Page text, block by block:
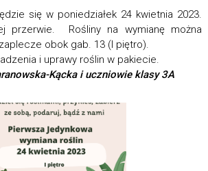
się w poniedziałek 24 kwietnia 2023.
przerwie. Rośliny na wymianę można
obok gab. 13 (I piętro).
i uprawy roślin w pakiecie.
Kącka i uczniowie klasy 3A​